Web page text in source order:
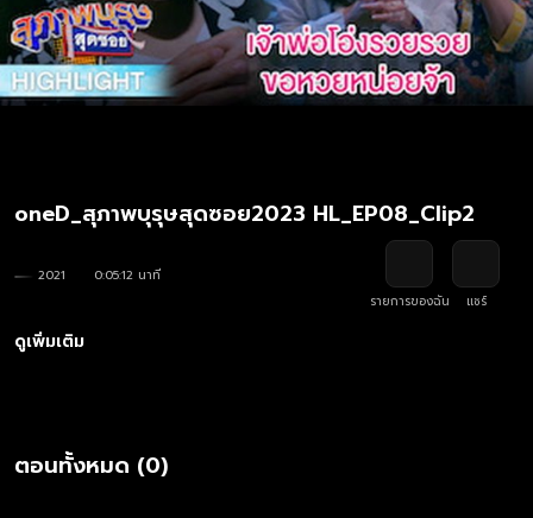
oneD_สุภาพบุรุษสุดซอย2023 HL_EP08_Clip2
2021
0:05:12 นาที
รายการของฉัน
แชร์
ดูเพิ่มเติม
ตอนทั้งหมด (0)